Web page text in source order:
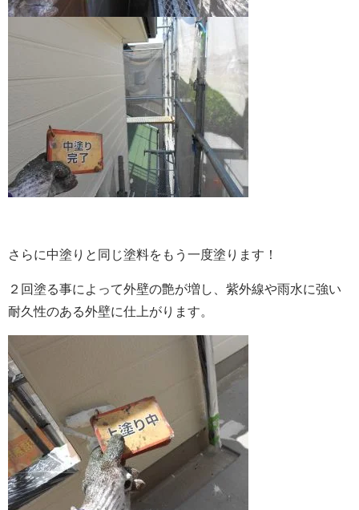
さらに中塗りと同じ塗料をもう一度塗ります！
２回塗る事によって外壁の艶が増し、紫外線や雨水に強い
耐久性のある外壁に仕上がります。